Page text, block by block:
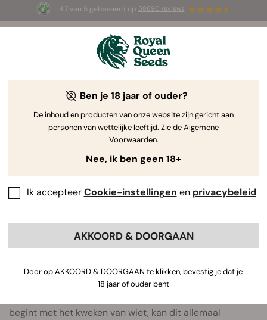
4.7 van 5 gebaseerd op 58690 reviews
☀️ Summer Sales: tot wel 50% korting
op geselecteerde producten! ⏤
Alles Wat Je Moet Weten over
Feminized Wietzaadjes
Tijdens het winkelen voor wietzaadjes, zie je wellicht
komt termen tegen alsfeminized cannabiszaden,
fotoperiode planten, autoflowers, mannetjes, vrouwtjes,
begint met het kweken van wiet, kan dit allemaal
Ben je 18 jaar of ouder?
De inhoud en producten van onze website zijn gericht aan
personen van wettelijke leeftijd. Zie de Algemene
Voorwaarden.
Nee, ik ben geen 18+
Ik accepteerCookie-instellingen en privacybeleid
AKKOORD & DOORGAAN
Door op AKKOORD & DOORGAAN te klikken, bevestig je dat je
18 jaar of ouder bent